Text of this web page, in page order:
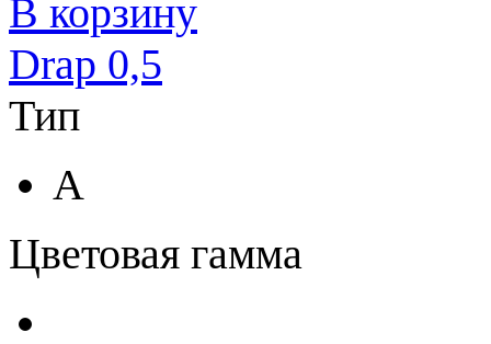
В корзину
Drap 0,5
Тип
A
Цветовая гамма